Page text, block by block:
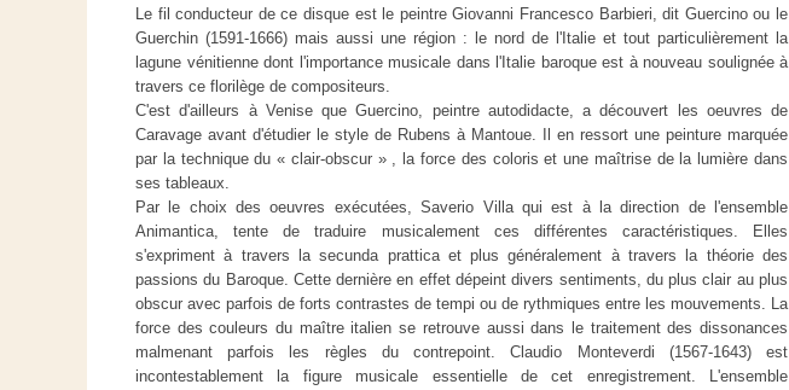
Le fil conducteur de ce disque est le peintre Giovanni Francesco Barbieri, dit Guercino ou le
Guerchin (1591-1666) mais aussi une région : le nord de l'Italie et tout particulièrement la
lagune vénitienne dont l'importance musicale dans l'Italie baroque est à nouveau soulignée à
travers ce florilège de compositeurs.
C'est d'ailleurs à Venise que Guercino, peintre autodidacte, a découvert les oeuvres de
Caravage avant d'étudier le style de Rubens à Mantoue. Il en ressort une peinture marquée
par la technique du « clair-obscur » , la force des coloris et une maîtrise de la lumière dans
ses tableaux.
Par le choix des oeuvres exécutées, Saverio Villa qui est à la direction de l'ensemble
Animantica, tente de traduire musicalement ces différentes caractéristiques. Elles
s'expriment à travers la secunda prattica et plus généralement à travers la théorie des
passions du Baroque. Cette dernière en effet dépeint divers sentiments, du plus clair au plus
obscur avec parfois de forts contrastes de tempi ou de rythmiques entre les mouvements. La
force des couleurs du maître italien se retrouve aussi dans le traitement des dissonances
malmenant parfois les règles du contrepoint. Claudio Monteverdi (1567-1643) est
incontestablement la figure musicale essentielle de cet enregistrement. L'ensemble